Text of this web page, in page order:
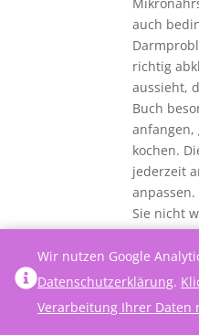
auch
richtig
aussieht,
Buch
anfangen,
kochen.
jederzeit
anpassen.
Sie nicht
sich
Wir nutzen Google
Datenschutzerklärung.
Verarbeitung Ihrer Daten